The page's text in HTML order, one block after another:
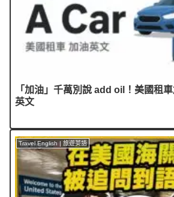
「加油」千萬別說 add oil！美國租
英文
Travel English | 旅遊英語